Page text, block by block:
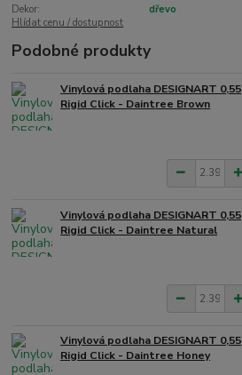
Dekor:
dřevo
Hlídat cenu / dostupnost
Podobné produkty
Vinylová podlaha DESIGNART 0,55
Rigid Click - Daintree Brown
Vinylová podlaha DESIGNART 0,55
Rigid Click - Daintree Natural
Vinylová podlaha DESIGNART 0,55
Rigid Click - Daintree Honey